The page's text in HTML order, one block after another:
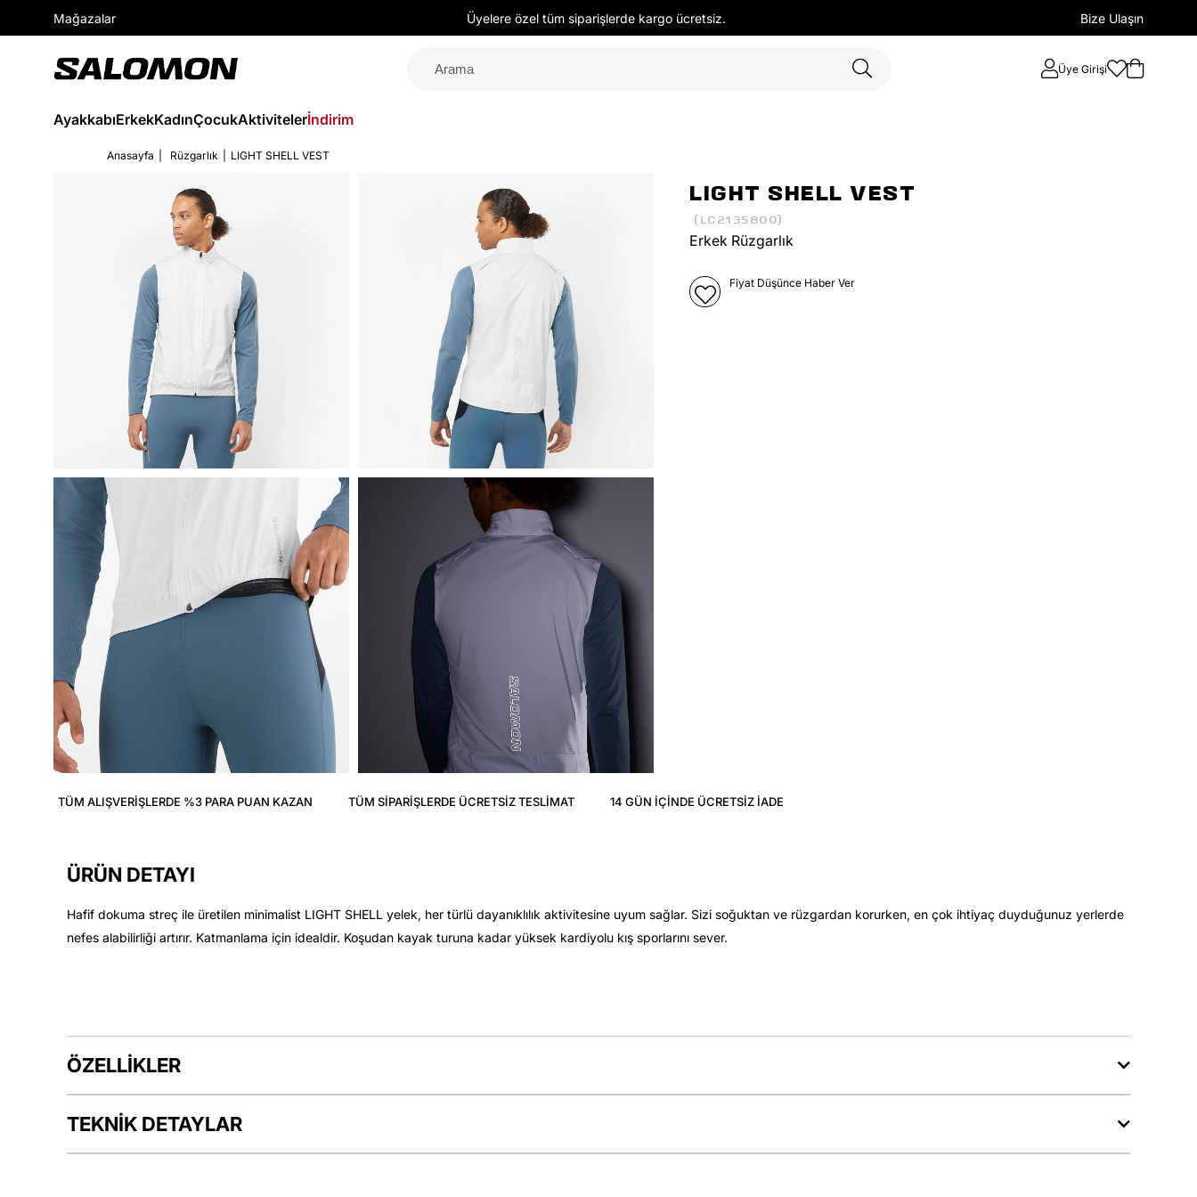
Mağazalar Üyelere özel tüm siparişlerde kargo ücretsiz. Bize Ulaşın
Üye Girişi
AyakkabıErkekKadınÇocukAktivitelerİndirim
Anasayfa Rüzgarlık LIGHT SHELL VEST
LIGHT SHELL VEST
(LC2135800)
Erkek Rüzgarlık
Fiyat Düşünce Haber Ver
TÜM ALIŞVERIŞLERDE %3 PARA PUAN KAZAN TÜM SIPARIŞLERDE ÜCRETSIZ TESLIMAT 14 GÜN IÇINDE ÜCRETSIZ IADE
ÜRÜN DETAYI
Hafif dokuma streç ile üretilen minimalist LIGHT SHELL yelek, her türlü dayanıklılık aktivitesine uyum sağlar. Sizi soğuktan ve rüzgardan korurken, en çok ihtiyaç duyduğunuz yerlerde
nefes alabilirliği artırır. Katmanlama için idealdir. Koşudan kayak turuna kadar yüksek kardiyolu kış sporlarını sever.
ÖZELLİKLER
TEKNİK DETAYLAR